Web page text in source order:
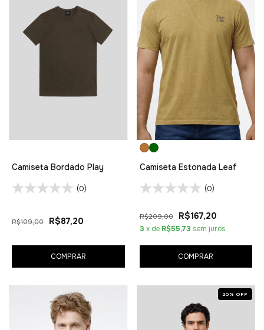
Camiseta Bordado Play
(0)
R$109,00 R$87,20
COMPRAR
Camiseta Estonada Leaf
(0)
R$209,00 R$167,20
3 x de R$55,73 sem juros
COMPRAR
20 % OFF